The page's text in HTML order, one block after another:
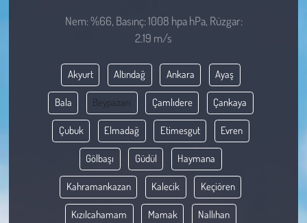
Nem: %66, Basınç: 1008 hpa hPa, Rüzgar:
2.19 m/s
Akyurt Altındağ Ankara Ayaş
Bala Beypazarı Çamlıdere Çankaya
Çubuk Elmadağ Etimesgut Evren
Gölbaşı Güdül Haymana
Kahramankazan Kalecik Keçiören
Kızılcahamam Mamak Nallıhan
Hayvan Hakları
Çevre
Galeri
Günün İçinden
Vefat İlanları